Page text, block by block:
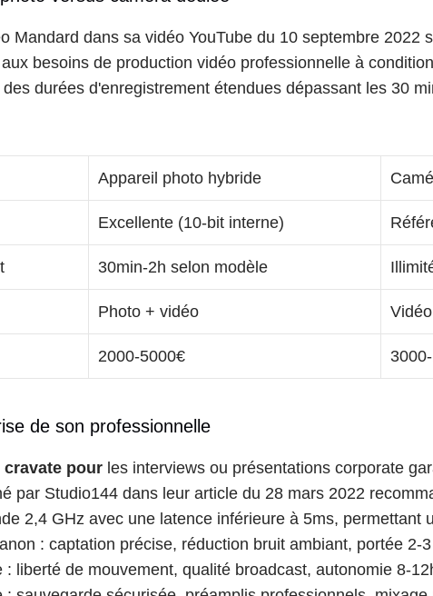
Mandard dans sa vidéo YouTube du 10 septembre 2022
besoins de production vidéo professionnelle à
durées d'enregistrement étendues dépassant les 30
Appareil photo hybride
Excellente (10-bit interne)
30min-2h selon modèle
Photo + vidéo
2000-5000€
de son professionnelle
cravate pour les interviews ou présentations corporate
par Studio144 dans leur article du 28 mars 2022
2,4 GHz avec une latence inférieure à 5ms,
: captation précise, réduction bruit ambiant, portée 2-
: liberté de mouvement, qualité broadcast, autonomie 8-